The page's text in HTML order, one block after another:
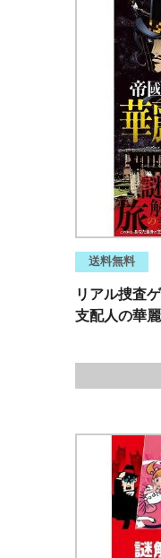
送料無料
リアル捜査
支配人の華